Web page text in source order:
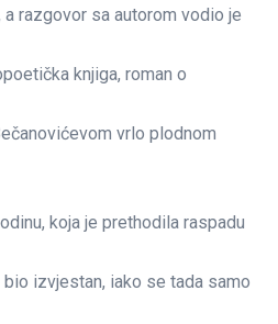
razgovor sa autorom vodio je
knjiga, roman o
vrlo plodnom
koja je prethodila raspadu
izvjestan, iako se tada samo